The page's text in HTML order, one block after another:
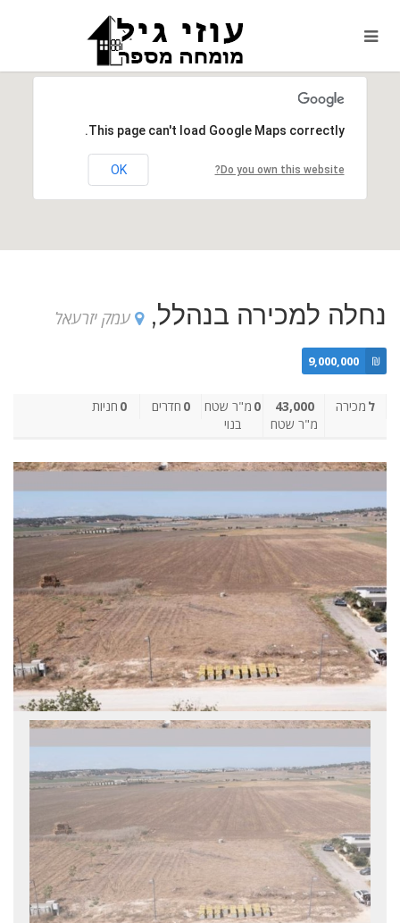
This page can't load Google Maps correctly.
Do you own this website?
OK
נחלה למכירה בנהלל, עמק יזרעאל
₪
9,000,000
ל מכירה
43,000
מ"ר שטח
0 מ"ר שטח
בנוי
0 חדרים 0 חניות